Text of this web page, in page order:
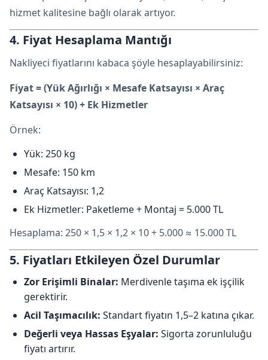
hizmet kalitesine bağlı olarak artıyor.
4. Fiyat Hesaplama Mantığı
Nakliyeci fiyatlarını kabaca şöyle hesaplayabilirsiniz:
Fiyat = (Yük Ağırlığı × Mesafe Katsayısı × Araç
Katsayısı × 10) + Ek Hizmetler
Örnek:
Yük: 250 kg
Mesafe: 150 km
Araç Katsayısı: 1,2
Ek Hizmetler: Paketleme + Montaj = 5.000 TL
Hesaplama: 250 × 1,5 × 1,2 × 10 + 5.000 ≈ 15.000 TL
5. Fiyatları Etkileyen Özel Durumlar
Zor Erişimli Binalar: Merdivenle taşıma ek işçilik
gerektirir.
Acil Taşımacılık: Standart fiyatın 1,5–2 katına çıkar.
Değerli veya Hassas Eşyalar: Sigorta zorunluluğu
fiyatı artırır.